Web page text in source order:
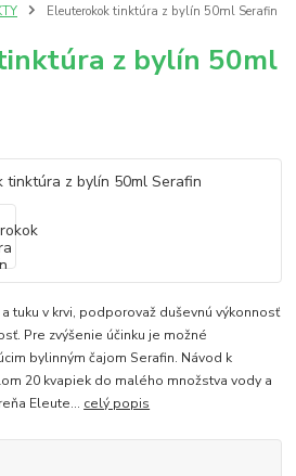
Eleuterokok tinktúra z bylín 50ml Serafin
z bylín 50ml
tuku v krvi, podporovaž duševnú výkonnosť
Pre zvýšenie účinku je možné
bylinným čajom Serafin. Návod k
20 kvapiek do malého množstva vody a
Eleute... celý popis